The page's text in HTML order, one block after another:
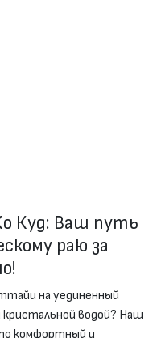
Куд: Ваш путь
раю за
на уединенный
водой? Наш
комфортный и